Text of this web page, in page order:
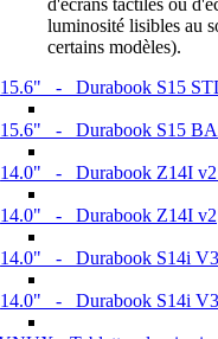
d'écrans tactiles ou
luminosité lisibles au
certains modèles).
15.6" - Durabook S15
15.6" - Durabook S15
14.0" - Durabook Z14I v2
14.0" - Durabook Z14I v2
14.0" - Durabook S14i V3
14.0" - Durabook S14i